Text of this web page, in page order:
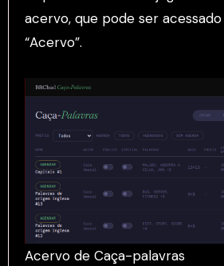
acervo, que pode ser
“Acervo”.
Acervo de Caça-palavras